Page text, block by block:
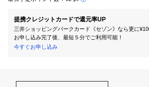
提携クレジットカードで還元率UP
三井ショッピングパークカード《セゾン》なら更に
お申し込み完了後、最短５分でご利用可能！
今すぐお申し込み